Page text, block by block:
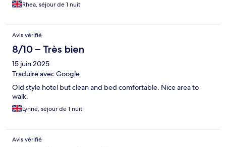
Rhea, séjour de 1 nuit
Avis vérifié
8/10 – Très bien
15 juin 2025
Traduire avec Google
Old style hotel but clean and bed comfortable. Nice area to
walk.
Lynne, séjour de 1 nuit
Avis vérifié